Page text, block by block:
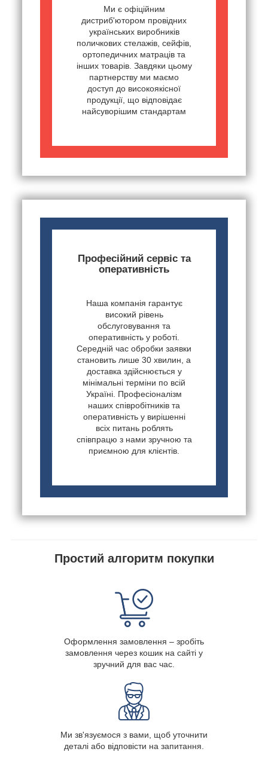
Ми є офіційним
дистриб'ютором провідних
українських виробників
поличкових стелажів, сейфів,
ортопедичних матраців та
інших товарів. Завдяки цьому
партнерству ми маємо
доступ до високоякісної
продукції, що відповідає
найсуворішим стандартам
Професійний сервіс та
оперативність
Наша компанія гарантує
високий рівень
обслуговування та
оперативність у роботі.
Середній час обробки заявки
становить лише 30 хвилин, а
доставка здійснюється у
мінімальні терміни по всій
Україні. Професіоналізм
наших співробітників та
оперативність у вирішенні
всіх питань роблять
співпрацю з нами зручною та
приємною для клієнтів.
Простий алгоритм покупки
Оформлення замовлення – зробіть
замовлення через кошик на сайті у
зручний для вас час.
Ми зв'язуємося з вами, щоб уточнити
деталі або відповісти на запитання.